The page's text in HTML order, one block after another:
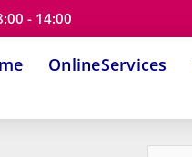
- 14:00
OnlineServices